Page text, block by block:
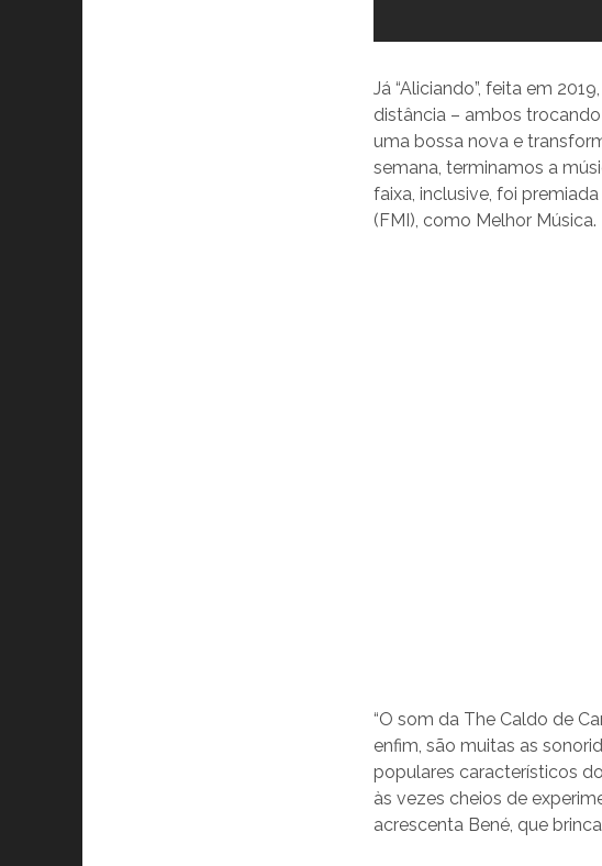
Já “Aliciando”, feita em
distância – ambos
uma bossa nova e
semana, terminamos a
faixa, inclusive, foi
(FMI), como Melhor Música.
“O som da The Caldo de
enfim, são muitas as
populares característicos
às vezes cheios de
acrescenta Bené, que